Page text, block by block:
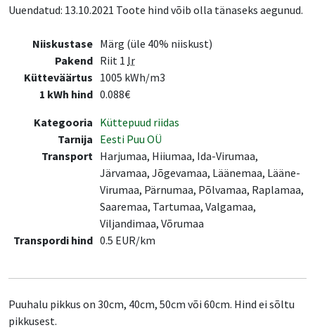
Uuendatud: 13.10.2021 Toote hind võib olla tänaseks aegunud.
Niiskustase Märg (üle 40% niiskust)
Pakend Riit 1 lr
Kütteväärtus 1005 kWh/m3
1 kWh hind 0.088€
Kategooria Küttepuud riidas
Tarnija Eesti Puu OÜ
Transport Harjumaa, Hiiumaa, Ida-Virumaa,
Järvamaa, Jõgevamaa, Läänemaa, Lääne-
Virumaa, Pärnumaa, Põlvamaa, Raplamaa,
Saaremaa, Tartumaa, Valgamaa,
Viljandimaa, Võrumaa
Transpordi hind 0.5 EUR/km
Puuhalu pikkus on 30cm, 40cm, 50cm või 60cm. Hind ei sõltu
pikkusest.